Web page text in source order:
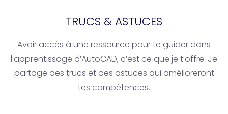
TRUCS & ASTUCES
Avoir accès à une ressource pour te guider dans
l’apprentissage d’AutoCAD, c’est ce que je t’offre. Je
partage des trucs et des astuces qui amélioreront
tes compétences.